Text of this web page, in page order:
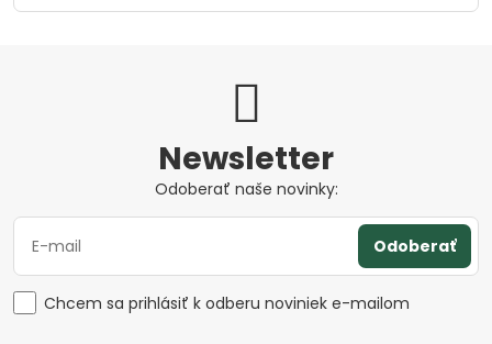
Newsletter
Odoberať naše novinky:
Odoberať
Chcem sa prihlásiť k odberu noviniek e-mailom